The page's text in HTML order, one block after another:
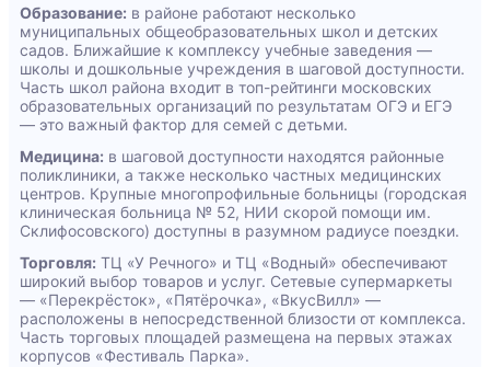
Образование: в районе работают несколько
муниципальных общеобразовательных школ и детских
садов. Ближайшие к комплексу учебные заведения —
школы и дошкольные учреждения в шаговой доступности.
Часть школ района входит в топ-рейтинги московских
образовательных организаций по результатам ОГЭ и ЕГЭ
— это важный фактор для семей с детьми.
Медицина: в шаговой доступности находятся районные
поликлиники, а также несколько частных медицинских
центров. Крупные многопрофильные больницы (городская
клиническая больница № 52, НИИ скорой помощи им.
Склифосовского) доступны в разумном радиусе поездки.
Торговля: ТЦ «У Речного» и ТЦ «Водный» обеспечивают
широкий выбор товаров и услуг. Сетевые супермаркеты
— «Перекрёсток», «Пятёрочка», «ВкусВилл» —
расположены в непосредственной близости от комплекса.
Часть торговых площадей размещена на первых этажах
корпусов «Фестиваль Парка».